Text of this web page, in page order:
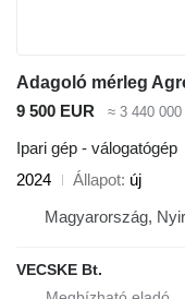
Adagoló mérleg
9 500 EUR
≈ 3 440
Ipari gép - válogatógép
2024
Állapot új
Magyarország,
VECSKE Bt.